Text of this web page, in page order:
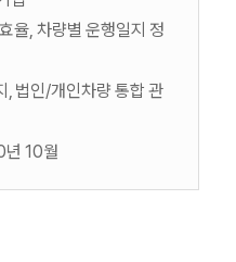
율, 차량별 운행일지 정
, 법인/개인차량 통합 관
10월